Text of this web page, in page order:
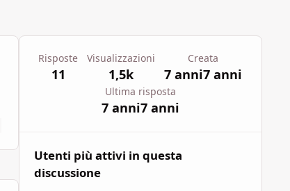
Risposte
11
Visualizzazioni
1,5k
Creata
7 anni7 anni
Ultima risposta
7 anni7 anni
Utenti più attivi in questa
discussione